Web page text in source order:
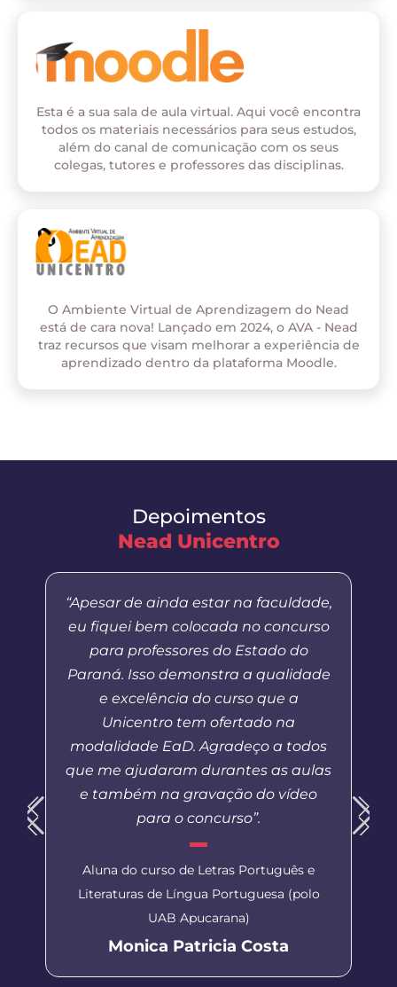
Esta é a sua sala de aula virtual. Aqui você encontra
todos os materiais necessários para seus estudos,
além do canal de comunicação com os seus
colegas, tutores e professores das disciplinas.
O Ambiente Virtual de Aprendizagem do Nead
está de cara nova! Lançado em 2024, o AVA - Nead
traz recursos que visam melhorar a experiência de
aprendizado dentro da plataforma Moodle.
Depoimentos
Nead Unicentro
“Apesar de ainda estar na faculdade,
eu fiquei bem colocada no concurso
para professores do Estado do
Paraná. Isso demonstra a qualidade
e excelência do curso que a
Unicentro tem ofertado na
modalidade EaD. Agradeço a todos
que me ajudaram durantes as aulas
e também na gravação do vídeo
para o concurso”.
Aluna do curso de Letras Português e
Literaturas de Língua Portuguesa (polo
UAB Apucarana)
Monica Patricia Costa